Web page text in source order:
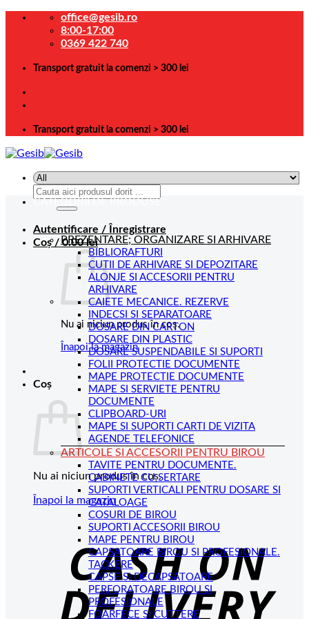
Skip
office@gesib.ro
8:00-17:00
0369 422 740
Transport gratuit la comenzi > 300 lei
Transport gratuit la comenzi > 300 lei
Caută
Autentificare / Înregistrare
Coș /0.00lei
Nu ai niciun produs în coș.
Înapoi la magazin
Coș
Nu ai niciun produs în coș.
Înapoi la magazin
CATEGORII DE PRODUSE
PREZENTARE; ORGANIZARE SI ARHIVARE
BIBLIORAFTURI
CUTII DE ARHIVARE SI DEPOZITARE
ALONJE SI ACCESORII PENTRU
ARHIVARE
CAIETE MECANICE. REZERVE
INDECSI SI SEPARATOARE
DOSARE DIN CARTON
DOSARE DIN PLASTIC
DOSARE SUSPENDABILE SI SUPORTI
FOLII PROTECTIE DOCUMENTE
MAPE PROTECTIE DOCUMENTE
MAPE SI SERVIETE PENTRU
DOCUMENTE
CLIPBOARD-URI
MAPE SI SUPORTI CARTI DE VIZITA
AGENDE TELEFONICE
ARTICOLE SI ACCESORII PENTRU BIROU
TAVITE PENTRU DOCUMENTE.
CABINETE CU SERTARE
SUPORTI VERTICALI PENTRU DOSARE SI
CATALOAGE
COSURI DE BIROU
SUPORTI ACCESORII BIROU
MAPE PENTRU BIROU
CAPSATOARE BIROU SI PROFESIONALE.
TACKERE
CAPSE SI DECAPSATOARE
PERFORATOARE BIROU SI
PROFESIONALE
FOARFECE SI CUTTERE